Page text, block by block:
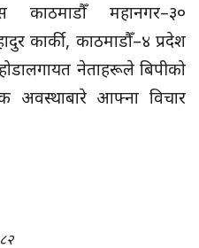
काठमाडौँ महानगर–३०
कार्की, काठमाडौँ–४ प्रदेश
नेताहरूले बिपीको
अवस्थाबारे आफ्ना विचार